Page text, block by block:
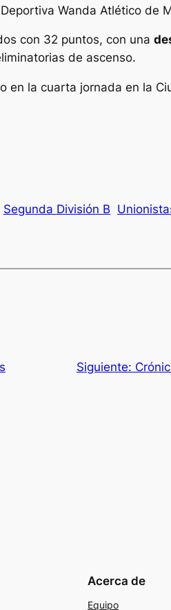
Wanda Atlético de
con 32 puntos, con una
de ascenso.
en la cuarta jornada en la
Segunda División B
Siguiente:
Acerca de
Equipo